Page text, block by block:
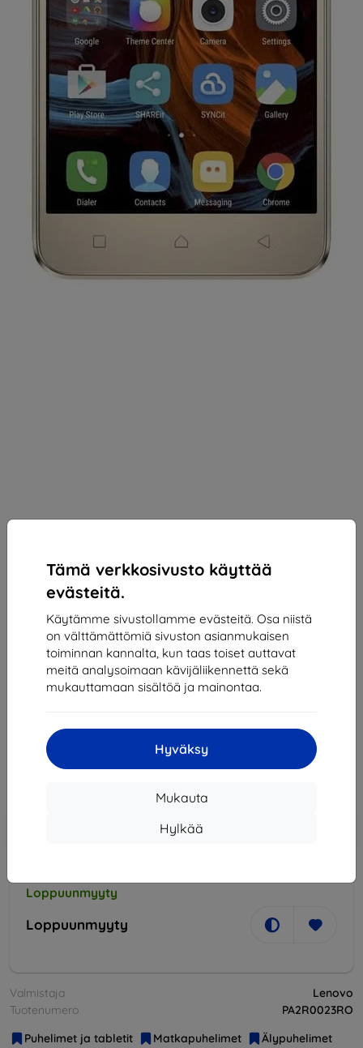
Tämä verkkosivusto käyttää
evästeitä.
Käytämme sivustollamme evästeitä. Osa niistä
on välttämättömiä sivuston asianmukaisen
toiminnan kannalta, kun taas toiset auttavat
meitä analysoimaan kävijäliikennettä sekä
mukauttamaan sisältöä ja mainontaa.
Hyväksy
Mukauta
Hylkää
Matkapuhelin LENOVO VIBE K5 Plus Dual SIM, gold
Osta tämä laite ja saat 25% alennusta
kaikista sen
lisävarusteista!
188,90 €
170,02 €
Alennus kupongilla
Loppuunmyyty
Loppuunmyyty
Valmistaja
Lenovo
Tuotenumero
PA2R0023RO
Puhelimet ja tabletit
Matkapuhelimet Älypuhelimet